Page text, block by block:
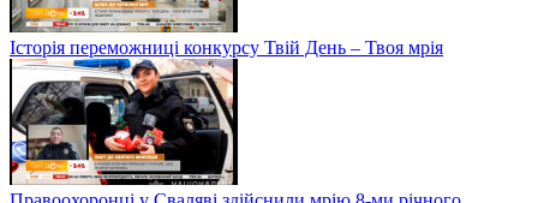
Історія переможниці конкурсу Твій День – Твоя мрія